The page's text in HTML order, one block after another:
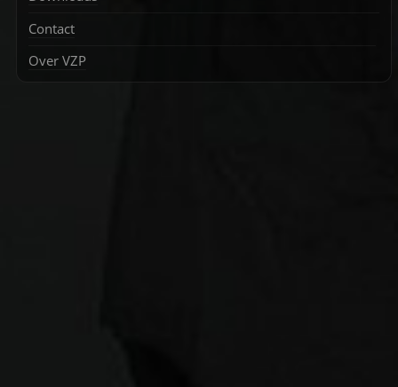
Contact
Over VZP